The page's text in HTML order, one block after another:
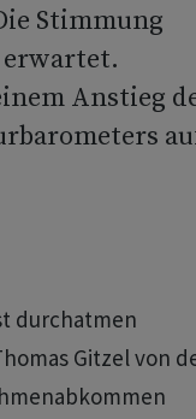
Stimmung
erwartet.
Anstieg
durchatmen
Gitzel von